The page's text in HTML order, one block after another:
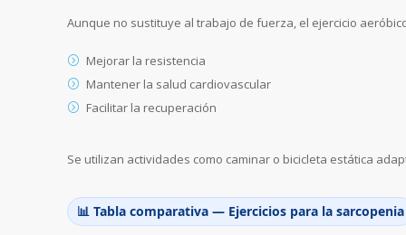
Aunque no sustituye al trabajo de fuerza, el ejercicio
Mejorar la resistencia
Mantener la salud cardiovascular
Facilitar la recuperación
Se utilizan actividades como caminar o bicicleta estática
📊 Tabla comparativa — Ejercicios para la sarcopenia